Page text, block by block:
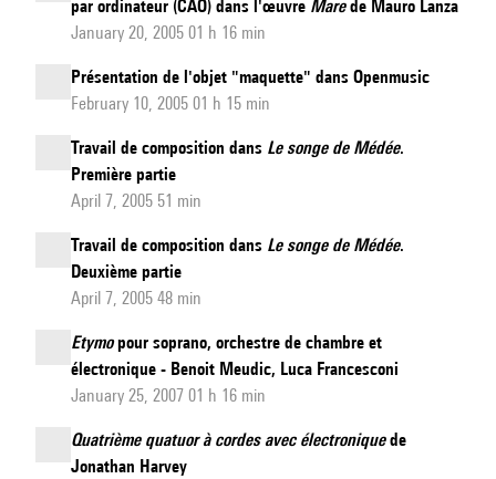
Concerto
piano
électronique
par ordinateur (CAO) dans l'œuvre Marede Mauro Lanza
January 20, 2005 01 h 16 min
Présentation de l'objet "maquette" dans Openmusic
February 10, 2005 01 h 15 min
Travail de composition dans Le songe de Médée.
Première partie
April 7, 2005 51 min
Travail de composition dans Le songe de Médée.
Deuxième partie
April 7, 2005 48 min
Etymopour soprano, orchestre de chambre et
électronique - Benoit Meudic, Luca Francesconi
January 25, 2007 01 h 16 min
Quatrième quatuor à cordes avec électroniquede
Jonathan Harvey